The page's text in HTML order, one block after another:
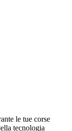
le tue corse
tecnologia